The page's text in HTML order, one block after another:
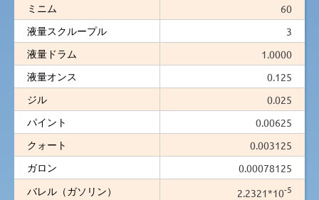
ミニム
60
液量スクループル
3
液量ドラム
1.0000
液量オンス
0.125
ジル
0.025
パイント
0.00625
クォート
0.003125
ガロン
0.00078125
バレル（ガソリン）
2.2321*10-5